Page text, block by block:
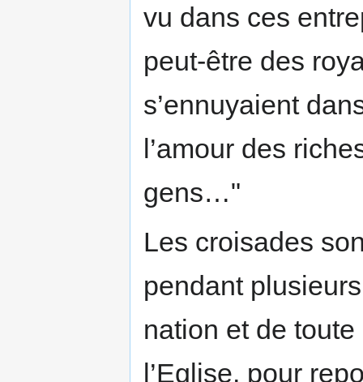
vu dans ces
peut-être des
s’ennuyaient
l’amour des
gens…"
Les croisades
pendant
nation et de
l’Eglise, pour